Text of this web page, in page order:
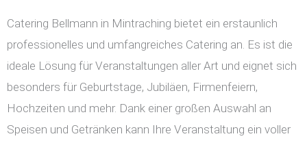
Catering Bellmann in Mintraching bietet ein erstaunlich
professionelles und umfangreiches Catering an. Es ist die
ideale Lösung für Veranstaltungen aller Art und eignet sich
besonders für Geburtstage, Jubiläen, Firmenfeiern,
Hochzeiten und mehr. Dank einer großen Auswahl an
Speisen und Getränken kann Ihre Veranstaltung ein voller